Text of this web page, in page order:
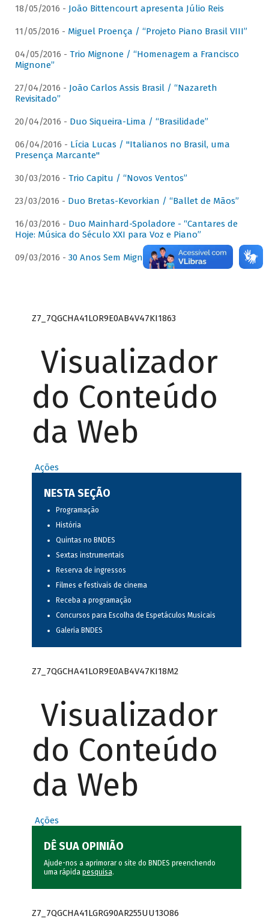
18/05/2016 - João Bittencourt apresenta Júlio Reis
11/05/2016 - Miguel Proença / “Projeto Piano Brasil VIII”
04/05/2016 - Trio Mignone / “Homenagem a Francisco
Mignone”
27/04/2016 - João Carlos Assis Brasil / “Nazareth
Revisitado”
20/04/2016 - Duo Siqueira-Lima / “Brasilidade”
06/04/2016 - Lícia Lucas / "Italianos no Brasil, uma
Presença Marcante"
30/03/2016 - Trio Capitu / “Novos Ventos”
23/03/2016 - Duo Bretas-Kevorkian / “Ballet de Mãos”
16/03/2016 - Duo Mainhard-Spoladore - “Cantares de
Hoje: Música do Século XXI para Voz e Piano”
09/03/2016 - 30 Anos Sem Mignone
Z7_7QGCHA41LOR9E0AB4V47KI1863
Visualizador
do Conteúdo
da Web
Ações
NESTA SEÇÃO
Programação
História
Quintas no BNDES
Sextas instrumentais
Reserva de ingressos
Filmes e festivais de cinema
Receba a programação
Concursos para Escolha de Espetáculos Musicais
Galeria BNDES
Z7_7QGCHA41LOR9E0AB4V47KI18M2
Visualizador
do Conteúdo
da Web
Ações
DÊ SUA OPINIÃO
Ajude-nos a aprimorar o site do BNDES preenchendo
uma rápida pesquisa.
Z7_7QGCHA41LGRG90AR255UU13O86